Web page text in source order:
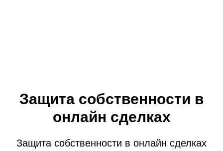
Защита собственности в
онлайн сделках
Защита собственности в онлайн сделках